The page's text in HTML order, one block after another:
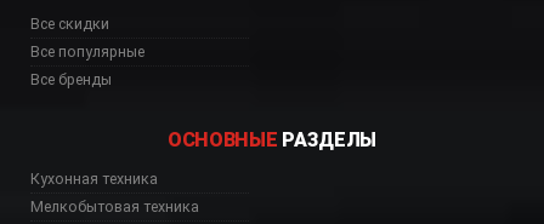
со
Все скидки
Все популярные
Все бренды
ОСНОВНЫЕ РАЗДЕЛЫ
Кухонная техника
Мелкобытовая техника